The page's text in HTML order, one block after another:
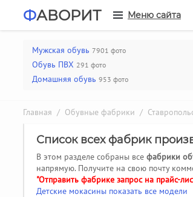
ФАВОРИТ Меню сайта
Мужская обувь 7901 фото
Обувь ПВХ 291 фото
Домашняя обувь 953 фото
Главная / Обувные фабрики /
Список всех фабрик
В этом разделе собраны все фабрики
напрямую. Получите на свою почту
"Отправить фабрике запрос на прайс-
Детские мокасины показать все модели